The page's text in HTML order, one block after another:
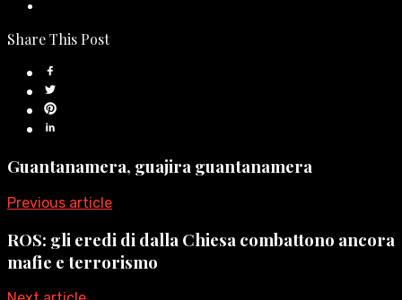
Share This Post
Guantanamera, guajira guantanamera
Previous article
ROS: gli eredi di dalla Chiesa combattono ancora
mafie e terrorismo